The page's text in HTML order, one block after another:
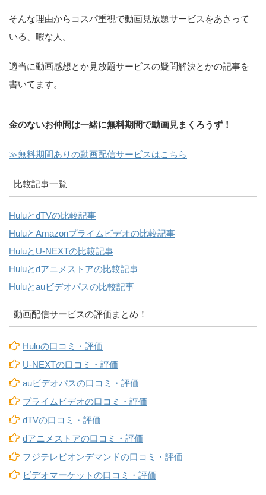
そんな理由からコスパ重視で動画見放題サービスをあさって
いる、暇な人。
適当に動画感想とか見放題サービスの疑問解決とかの記事を
書いてます。
金のないお仲間は一緒に無料期間で動画見まくろうず！
≫無料期間ありの動画配信サービスはこちら
比較記事一覧
HuluとdTVの比較記事
HuluとAmazonプライムビデオの比較記事
HuluとU-NEXTの比較記事
Huluとdアニメストアの比較記事
Huluとauビデオパスの比較記事
動画配信サービスの評価まとめ！
Huluの口コミ・評価
U-NEXTの口コミ・評価
auビデオパスの口コミ・評価
プライムビデオの口コミ・評価
dTVの口コミ・評価
dアニメストアの口コミ・評価
フジテレビオンデマンドの口コミ・評価
ビデオマーケットの口コミ・評価